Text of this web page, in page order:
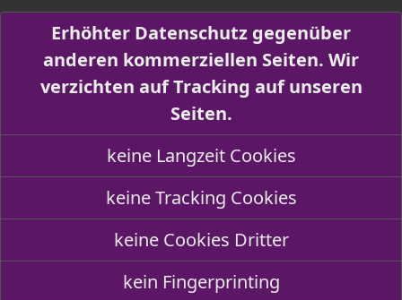
Erhöhter Datenschutz gegenüber
anderen kommerziellen Seiten. Wir
verzichten auf Tracking auf unseren
Seiten.
keine Langzeit Cookies
keine Tracking Cookies
keine Cookies Dritter
kein Fingerprinting